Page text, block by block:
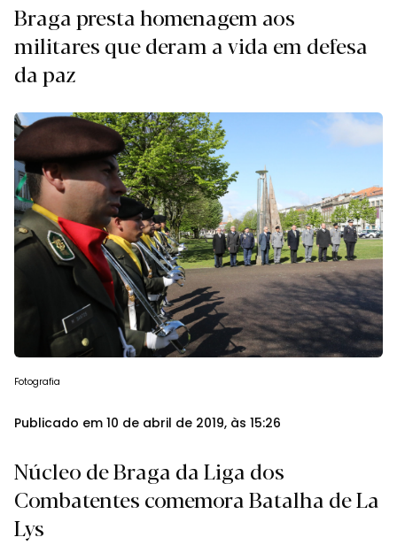
Braga presta homenagem aos
militares que deram a vida em defesa
da paz
Fotografia
Publicado em 10 de abril de 2019, às 15:26
Núcleo de Braga da Liga dos
Combatentes comemora Batalha de La
Lys